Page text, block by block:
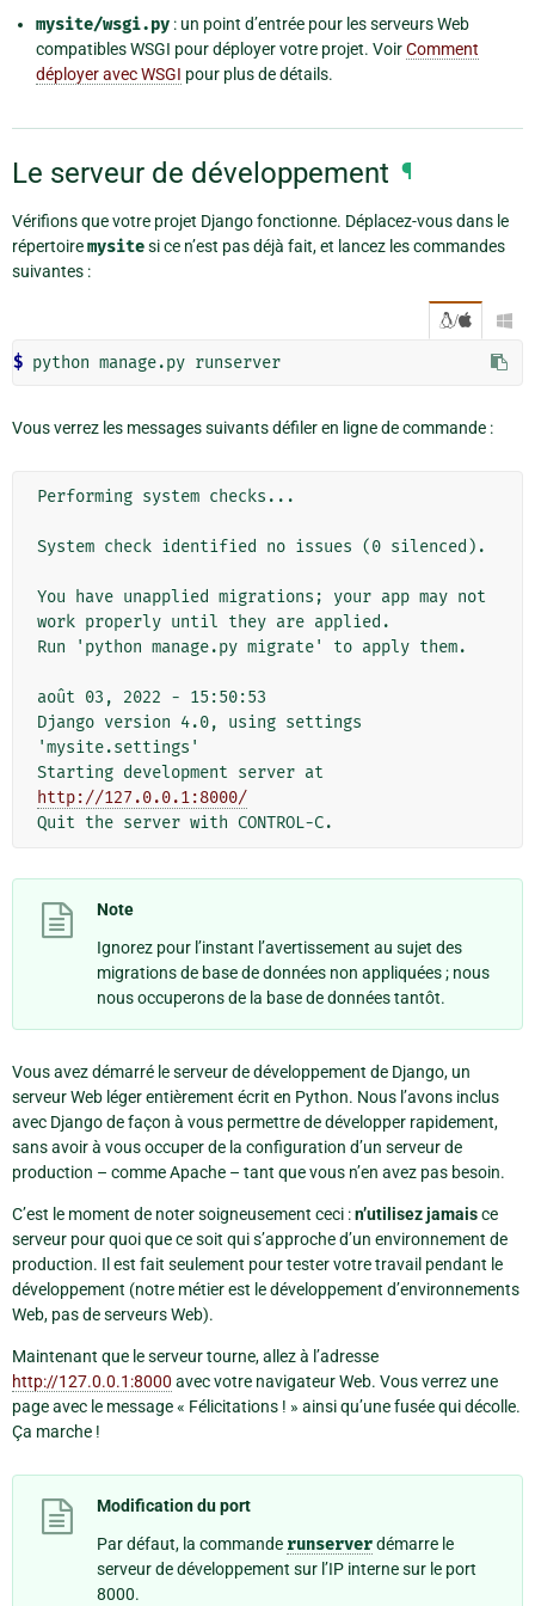
mysite/wsgi.py : un point d’entrée pour les serveurs Web
compatibles WSGI pour déployer votre projet. VoirComment
déployer avec WSGI pour plus de détails.
Le serveur de développement ¶
Vérifions que votre projet Django fonctionne. Déplacez-vous dans le
répertoiremysitesi ce n’est pas déjà fait, et lancez les commandes
suivantes :
/ 
$
Vous verrez les messages suivants défiler en ligne de commande :
Performing system checks...
System check identified no issues (0 silenced).
You have unapplied migrations; your app may not
work properly until they are applied.
Run 'python manage.py migrate' to apply them.
août 03, 2022 - 15:50:53
Django version 4.0, using settings
'mysite.settings'
http://127.0.0.1:8000/
Note
Ignorez pour l’instant l’avertissement au sujet des
migrations de base de données non appliquées ; nous
nous occuperons de la base de données tantôt.
Vous avez démarré le serveur de développement de Django, un
serveur Web léger entièrement écrit en Python. Nous l’avons inclus
avec Django de façon à vous permettre de développer rapidement,
sans avoir à vous occuper de la configuration d’un serveur de
production – comme Apache – tant que vous n’en avez pas besoin.
C’est le moment de noter soigneusement ceci :n’utilisez jamaisce
serveur pour quoi que ce soit qui s’approche d’un environnement de
production. Il est fait seulement pour tester votre travail pendant le
développement (notre métier est le développement d’environnements
Web, pas de serveurs Web).
Maintenant que le serveur tourne, allez à l’adresse
http://127.0.0.1:8000 avec votre navigateur Web. Vous verrez une
page avec le message « Félicitations ! » ainsi qu’une fusée qui décolle.
Ça marche !
Modification du port
Par défaut, la commande runserverdémarre le
serveur de développement sur l’IP interne sur le port
8000.